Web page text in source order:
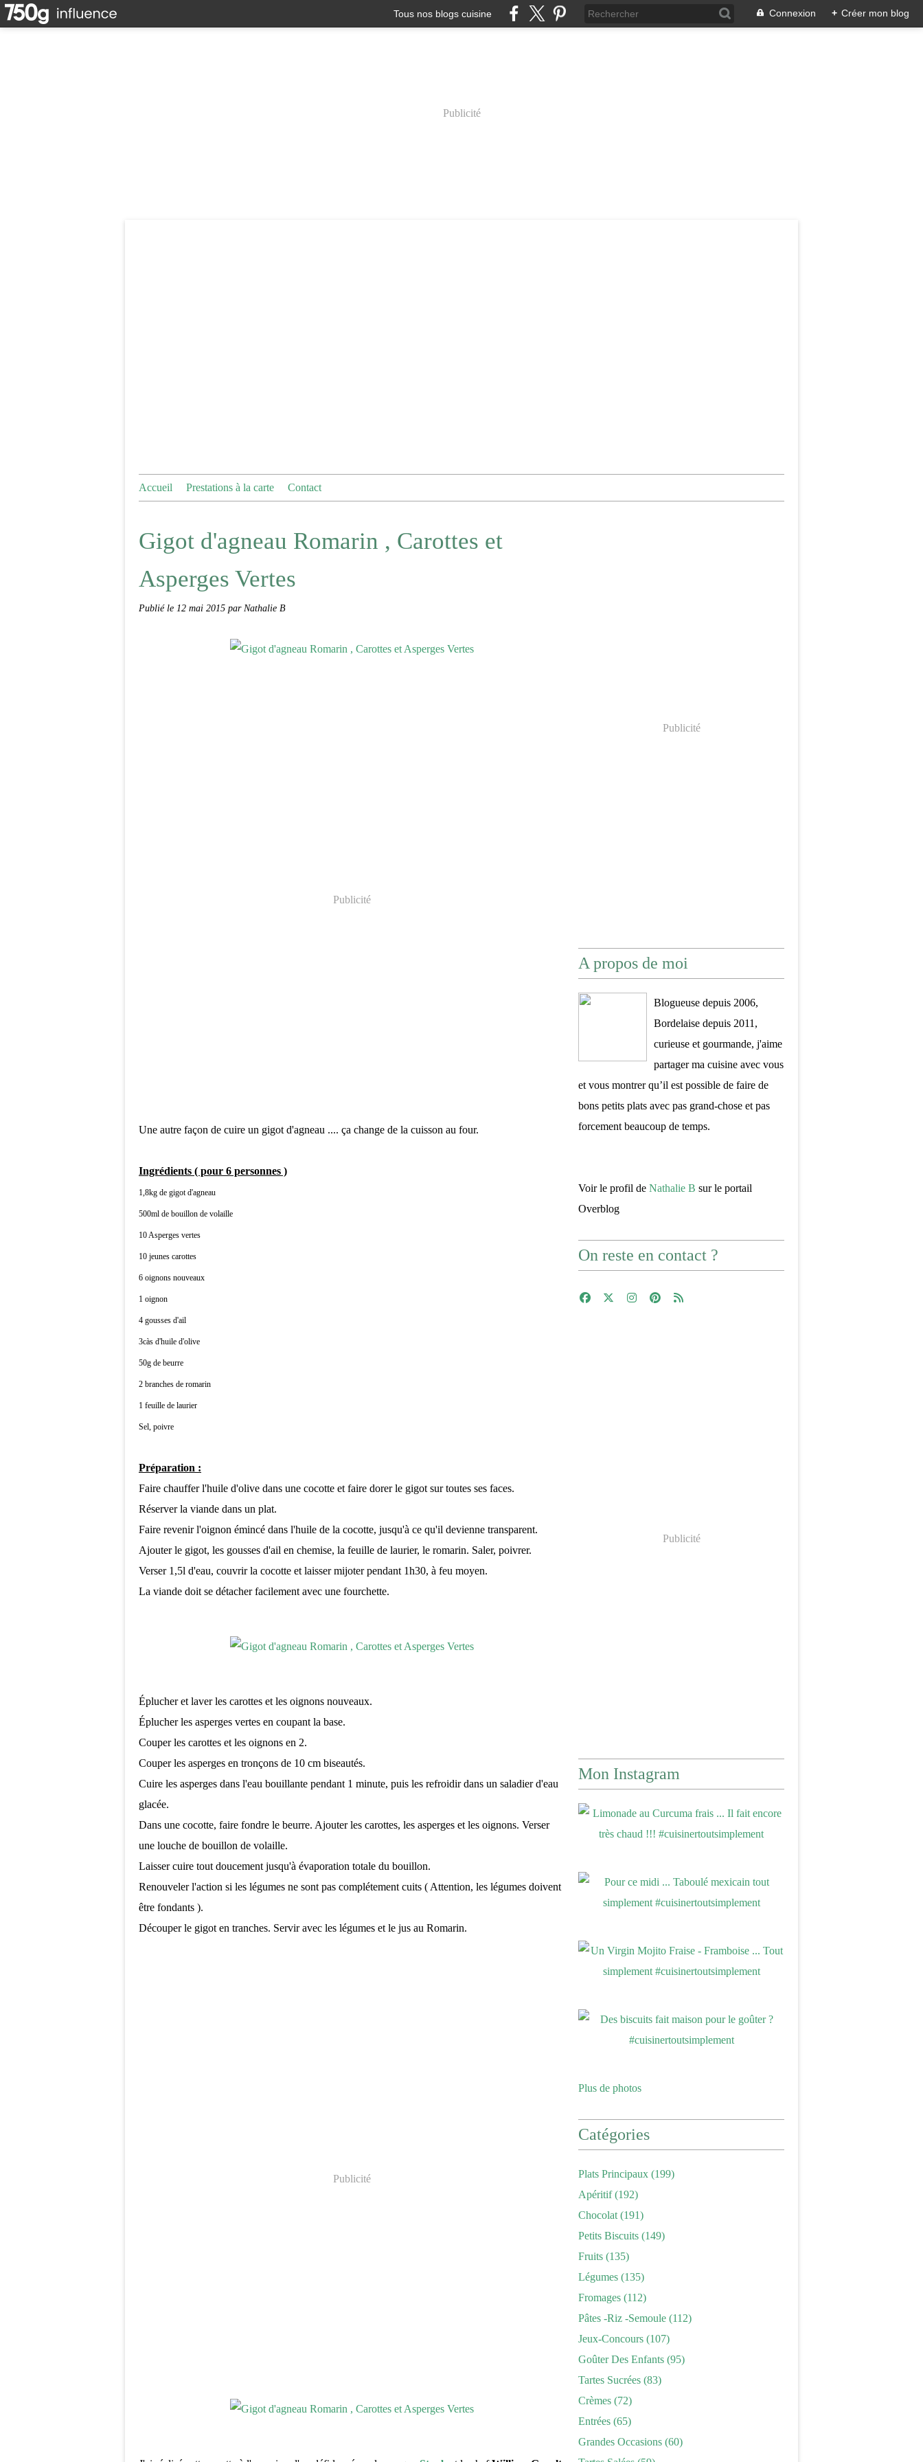
Tous nos blogs cuisine Connexion + Créer mon blog
Publicité
Accueil Prestations à la carte Contact
Gigot d'agneau Romarin , Carottes et
Asperges Vertes
Publié le 12 mai 2015 par Nathalie B
Publicité
Une autre façon de cuire un gigot d'agneau .... ça change de la cuisson au four.
Ingrédients ( pour 6 personnes )
1,8kg de gigot d'agneau
500ml de bouillon de volaille
10 Asperges vertes
10 jeunes carottes
6 oignons nouveaux
1 oignon
4 gousses d'ail
3càs d'huile d'olive
50g de beurre
2 branches de romarin
1 feuille de laurier
Sel, poivre
Préparation :
Faire chauffer l'huile d'olive dans une cocotte et faire dorer le gigot sur toutes ses faces.
Réserver la viande dans un plat.
Faire revenir l'oignon émincé dans l'huile de la cocotte, jusqu'à ce qu'il devienne transparent.
Ajouter le gigot, les gousses d'ail en chemise, la feuille de laurier, le romarin. Saler, poivrer.
Verser 1,5l d'eau, couvrir la cocotte et laisser mijoter pendant 1h30, à feu moyen.
La viande doit se détacher facilement avec une fourchette.
Éplucher et laver les carottes et les oignons nouveaux.
Éplucher les asperges vertes en coupant la base.
Couper les carottes et les oignons en 2.
Couper les asperges en tronçons de 10 cm biseautés.
Cuire les asperges dans l'eau bouillante pendant 1 minute, puis les refroidir dans un saladier d'eau
glacée.
Dans une cocotte, faire fondre le beurre. Ajouter les carottes, les asperges et les oignons. Verser
une louche de bouillon de volaille.
Laisser cuire tout doucement jusqu'à évaporation totale du bouillon.
Renouveler l'action si les légumes ne sont pas complétement cuits ( Attention, les légumes doivent
être fondants ).
Découper le gigot en tranches. Servir avec les légumes et le jus au Romarin.
Publicité
Publicité
A propos de moi
Blogueuse depuis 2006,
Bordelaise depuis 2011,
curieuse et gourmande, j'aime
partager ma cuisine avec vous
et vous montrer qu’il est possible de faire de
bons petits plats avec pas grand-chose et pas
forcement beaucoup de temps.
Voir le profil de Nathalie B sur le portail
Overblog
On reste en contact ?
Publicité
Mon Instagram
Plus de photos
Catégories
Plats Principaux (199)
Apéritif(192)
Chocolat (191)
Petits Biscuits (149)
Fruits (135)
Légumes (135)
Fromages (112)
Pâtes -riz -semoule (112)
Jeux-Concours (107)
Goûter Des Enfants (95)
Tartes Sucrées (83)
Crèmes (72)
Entrées (65)
Grandes Occasions (60)